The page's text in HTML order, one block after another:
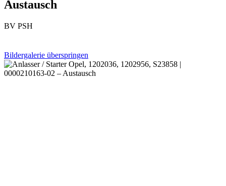
Austausch
BV PSH
Bildergalerie überspringen